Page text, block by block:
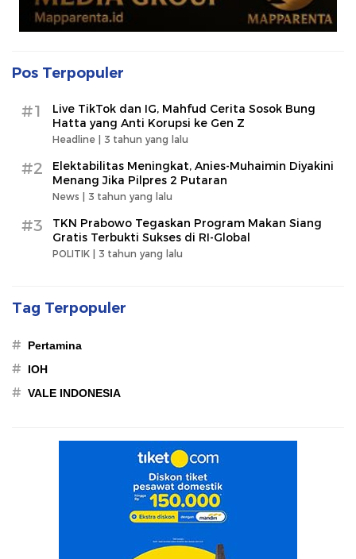
Pos Terpopuler
#1
Live TikTok dan IG, Mahfud Cerita Sosok Bung
Hatta yang Anti Korupsi ke Gen Z
Headline | 3 tahun yang lalu
#2
Elektabilitas Meningkat, Anies-Muhaimin Diyakini
Menang Jika Pilpres 2 Putaran
News | 3 tahun yang lalu
#3
TKN Prabowo Tegaskan Program Makan Siang
Gratis Terbukti Sukses di RI-Global
POLITIK | 3 tahun yang lalu
Tag Terpopuler
# Pertamina
# IOH
# VALE INDONESIA